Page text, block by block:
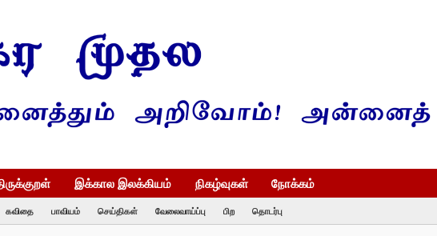
இக்கால இலக்கியம் நிகழ்வுகள் நோக்கம்
கவிதை பாவியம் செய்திகள் வேலைவாய்ப்பு பிற தொடர்பு